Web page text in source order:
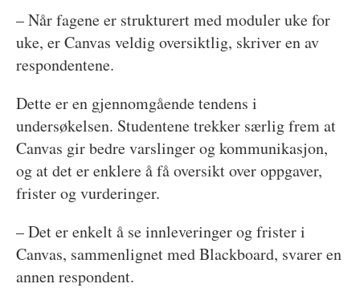
– Når fagene er strukturert med moduler uke for
uke, er Canvas veldig oversiktlig, skriver en av
respondentene.
Dette er en gjennomgående tendens i
undersøkelsen. Studentene trekker særlig frem at
Canvas gir bedre varslinger og kommunikasjon,
og at det er enklere å få oversikt over oppgaver,
frister og vurderinger.
– Det er enkelt å se innleveringer og frister i
Canvas, sammenlignet med Blackboard, svarer en
annen respondent.